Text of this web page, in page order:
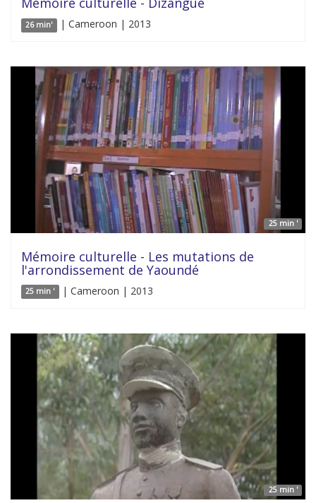
26 min' | Cameroon | 2013
25 min '
Mémoire culturelle - Les mutations de
l'arrondissement de Yaoundé
25 min ' | Cameroon | 2013
25 min '